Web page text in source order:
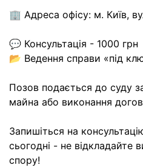
🏢 Адреса офісу: м. Київ,
💬 Консультація - 1000 грн
📂 Ведення справи «під
Позов подається до суду
майна або виконання
Запишіться на
сьогодні - не відкладайте
спору!